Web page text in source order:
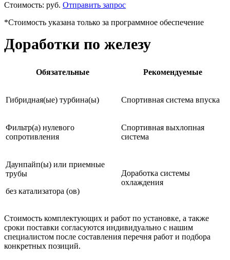
Стоимость: руб. Отправить запрос
*Стоимость указана только за программное обеспечение
Доработки по железу
Обязательные Рекомендуемые
Гибридная(ые) турбина(ы) Спортивная система впуска
Фильтр(а) нулевого
сопротивления
Спортивная выхлопная
система
Даунпайп(ы) или приемные
трубы
без катализатора (ов)
Доработка системы
охлаждения
Стоимость комплектующих и работ по установке, а также
сроки поставки согласуются индивидуально с нашим
специалистом после составления перечня работ и подбора
конкретных позиций.